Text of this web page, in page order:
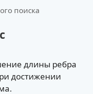
поиска
длины ребра
достижении